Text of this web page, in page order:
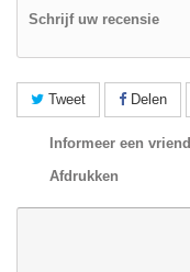
Schrijf uw recensie
Tweet Delen
Informeer een vriend
Afdrukken